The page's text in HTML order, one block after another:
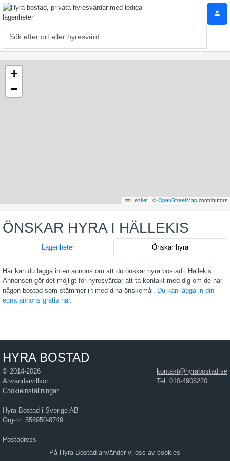
+
−
Leaflet | © OpenStreetMap contributors
ÖNSKAR HYRA I HÄLLEKIS
Lägenheter Önskar hyra
Här kan du lägga in en annons om att du önskar hyra bostad i Hällekis.
Annonsen gör det möjligt för hyresvärdar att ta kontakt med dig om de har
någon bostad som stämmer in med dina önskemål. Du kan lägga in din
egna annons gratis här.
HYRA BOSTAD
kontakt@hyrabostad.se
Tel: 010-4906220
© 2014-2026
Användarvillkor
Cookieinställningar
Hyra Bostad i Sverige AB
Org-nr: 556950-8749
Postadress
Hyra Bostad i Sverige ABPå Hyra Bostad använder vi oss av cookies